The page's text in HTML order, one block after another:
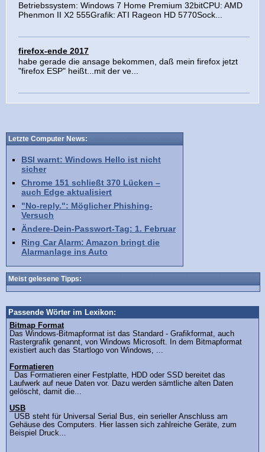
Betriebssystem: Windows 7 Home Premium 32bitCPU: AMD
Phenmon II X2 555Grafik: ATI Rageon HD 5770Sock...
firefox-ende 2017
habe gerade die ansage bekommen, daß mein firefox jetzt
"firefox ESP" heißt...mit der ve...
Letzte Computer News:
BSI warnt: Windows Hello ist nicht
sicher
Chrome 151 schließt 370 Lücken –
auch Edge aktualisiert
"No-reply.": Möglicher Phishing-
Versuch
Ändere-Dein-Passwort-Tag: 1. Februar
Ring Car Alarm: Amazon bringt die
Alarmanlage ins Auto
Meist gelesene Tipps:
Passende Wörter im Lexikon:
Bitmap Format
Das Windows-Bitmapformat ist das Standard - Grafikformat, auch
Rastergrafik genannt, von Windows Microsoft. In dem Bitmapformat
existiert auch das Startlogo von Windows, ...
Formatieren
Das Formatieren einer Festplatte, HDD oder SSD bereitet das
Laufwerk auf neue Daten vor. Dazu werden sämtliche alten Daten
gelöscht, damit die...
USB
USB steht für Universal Serial Bus, ein serieller Anschluss am
Gehäuse des Computers. Hier lassen sich zahlreiche Geräte, zum
Beispiel Druck...